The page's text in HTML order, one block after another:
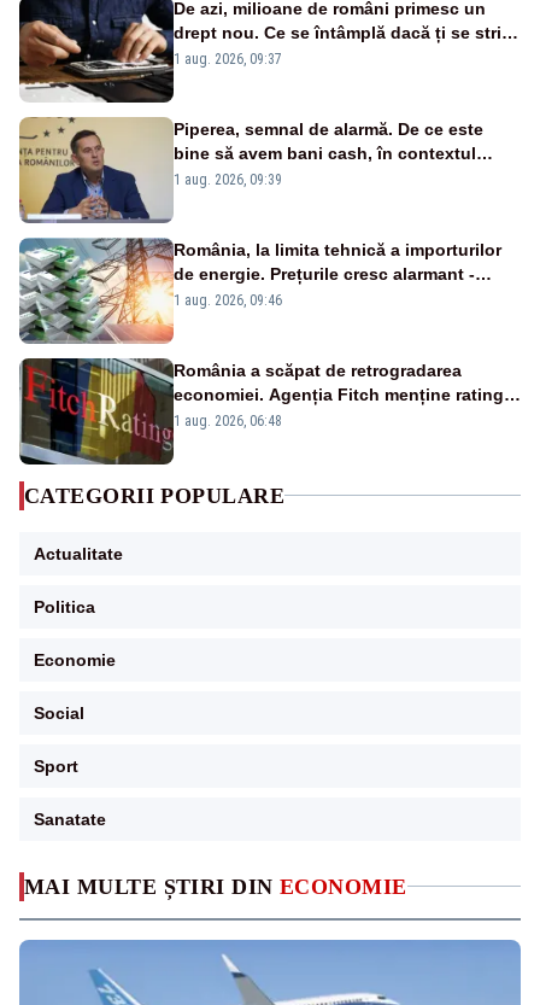
MAI MULTE ȘTIRI DIN ECONOMIE
De azi, milioane de români primesc un
drept nou. Ce se întâmplă dacă ți se strică
un produs
1 aug. 2026, 09:37
Piperea, semnal de alarmă. De ce este
bine să avem bani cash, în contextul
alertei energetice?
1 aug. 2026, 09:39
România, la limita tehnică a importurilor
de energie. Prețurile cresc alarmant -
Analiză Realitatea Plus
1 aug. 2026, 09:46
România a scăpat de retrogradarea
economiei. Agenția Fitch menține ratingul
„BBB-” cu perspectivă negativă
1 aug. 2026, 06:48
CATEGORII POPULARE
Actualitate
Politica
Economie
Social
Sport
Sanatate